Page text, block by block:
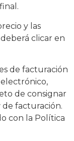
y las
clicar en
de facturación
de consignar
facturación.
con la Política